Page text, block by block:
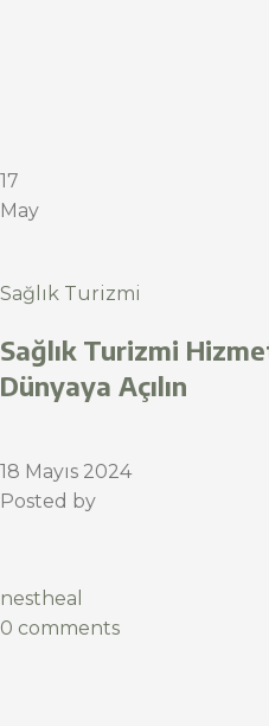
17
May
Sağlık Turizmi
Sağlık Turizmi
Dünyaya Açılın
18 Mayıs 2024
Posted by
nestheal
0 comments